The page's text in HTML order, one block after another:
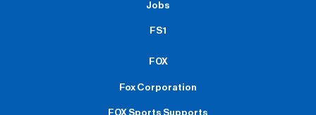
Jobs
FS1
FOX
Fox Corporation
FOX Sports Supports